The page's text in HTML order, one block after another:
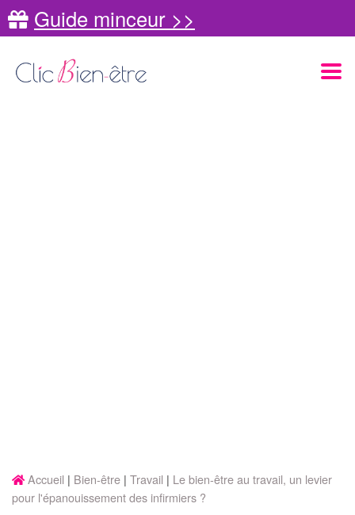
Guide minceur >>
Accueil Bien-être Travail
Le bien-être au travail, un levier
pour l'épanouissement des infirmiers ?